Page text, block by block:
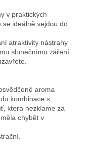
v praktických
se ideálně vejdou do
atraktivity nástrahy
slunečnímu záření
aroma
kombinace s
která nezklame za
chybět v